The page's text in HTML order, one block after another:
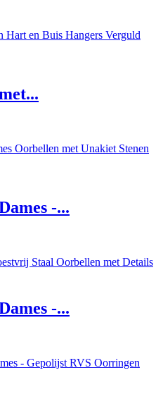
-...
-...